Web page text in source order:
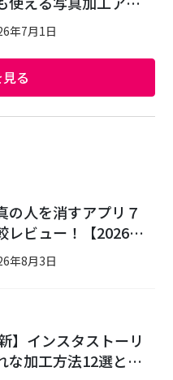
年7月1日
る
の人を消すアプリ７
レビュー！【2026…
年8月3日
】インスタストーリ
な加工方法12選と…